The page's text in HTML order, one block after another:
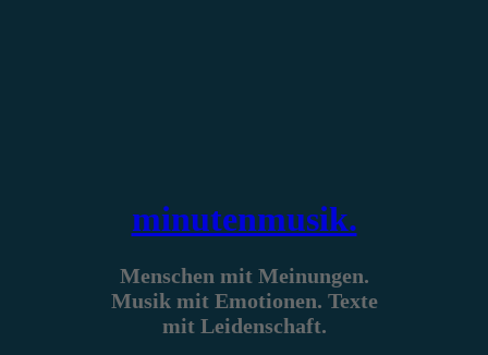
minutenmusik.
Menschen mit Meinungen.
Musik mit Emotionen. Texte
mit Leidenschaft.